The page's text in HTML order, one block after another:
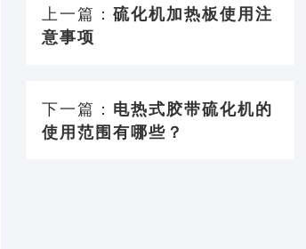
上一篇： 硫化机加热板使用注
意事项
下一篇： 电热式胶带硫化机的
使用范围有哪些？